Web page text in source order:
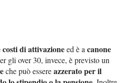
costi di attivazioneed è acanone
gli over 30, invece, è previsto un
che può essereazzerato per il